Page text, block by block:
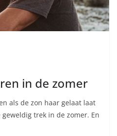
in de zomer
als de zon haar gelaat laat
trek in de zomer. En